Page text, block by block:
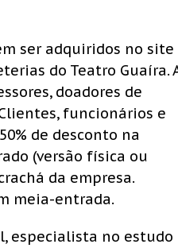
ser adquiridos no site
do Teatro Guaíra.
doadores de
funcionários e
de desconto na
(versão física ou
da empresa.
meia-entrada.
especialista no estudo